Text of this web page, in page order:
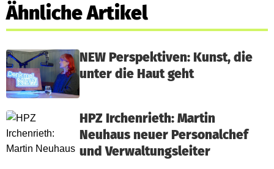
Ähnliche Artikel
NEW Perspektiven: Kunst, die
unter die Haut geht
HPZ Irchenrieth: Martin
Neuhaus neuer Personalchef
und Verwaltungsleiter